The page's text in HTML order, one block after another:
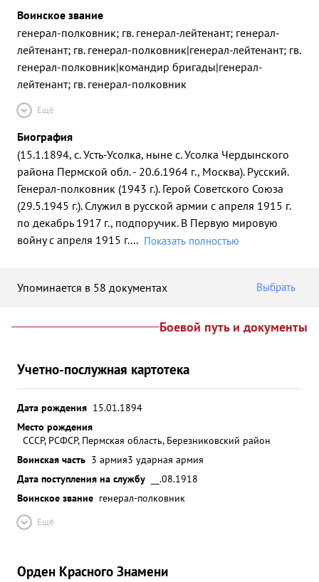
Воинское звание
генерал-полковник; гв. генерал-лейтенант; генерал-
лейтенант; гв. генерал-полковник|генерал-лейтенант; гв.
генерал-полковник|командир бригады|генерал-
лейтенант; гв. генерал-полковник
Ещё
Биография
(15.1.1894, с. Усть-Усолка, ныне с. Усолка Чердынского
района Пермской обл. - 20.6.1964 г., Москва). Русский.
Генерал-полковник (1943 г.). Герой Советского Союза
(29.5.1945 г.). Служил в русской армии с апреля 1915 г.
по декабрь 1917 г., подпоручик. В Первую мировую
войну с апреля 1915 г.... Показать полностью
Упоминается в 58 документах Выбрать
Боевой путь и документы
Учетно-послужная картотека
Дата рождения 15.01.1894
Место рождения
СССР, РСФСР, Пермская область, Березниковский район
Воинская часть 3 армия3 ударная армия
Дата поступления на службу
__.08.1918
Воинское звание генерал-полковник
Ещё
Орден Красного Знамени